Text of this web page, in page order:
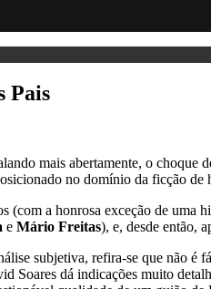
Pais
mais abertamente, o
no domínio da ficção
(com a honrosa exceção de uma
e Mário Freitas), e, desde então,
subjetiva, refira-se que não
dá indicações muito